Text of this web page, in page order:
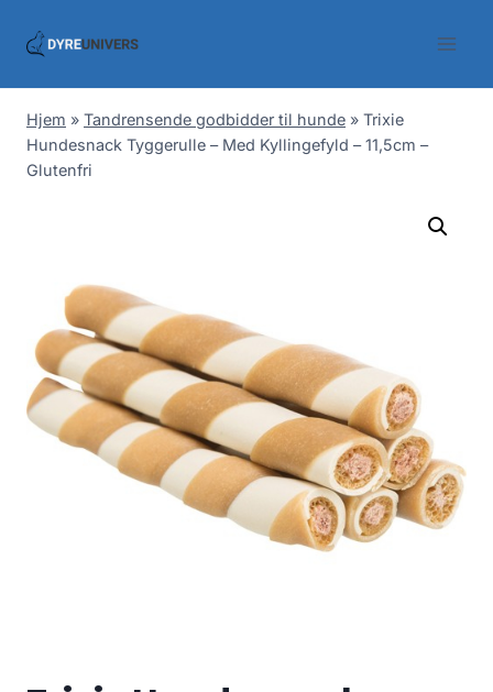
Hjem » Tandrensende godbidder til hunde » Trixie
Hundesnack Tyggerulle – Med Kyllingefyld – 11,5cm –
Glutenfri